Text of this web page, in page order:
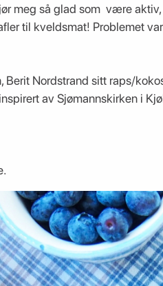
meg så glad som være
til kveldsmat! Problemet
Berit Nordstrand sitt raps/
av Sjømannskirken i